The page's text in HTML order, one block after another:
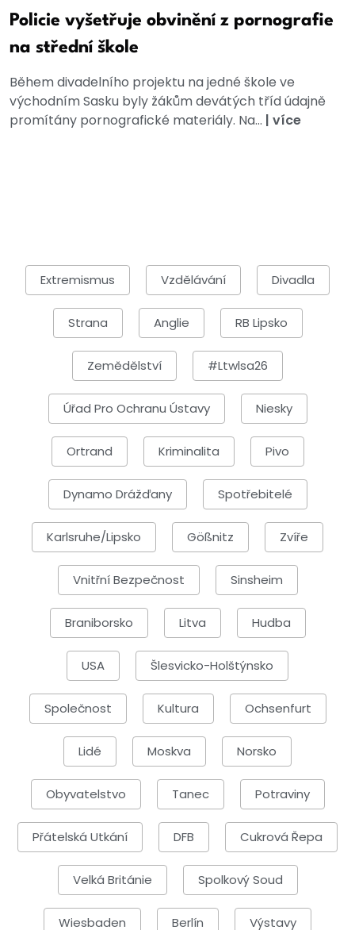
Policie vyšetřuje obvinění z pornografie
na střední škole
Během divadelního projektu na jedné škole ve
východním Sasku byly žákům devátých tříd údajně
promítány pornografické materiály. Na... | více
Extremismus Vzdělávání Divadla
Strana Anglie RB Lipsko
Zemědělství #ltwlsa26
Úřad Pro Ochranu Ústavy Niesky
Ortrand Kriminalita Pivo
Dynamo Drážďany Spotřebitelé
Karlsruhe/Lipsko Gößnitz Zvíře
Vnitřní Bezpečnost Sinsheim
Braniborsko Litva Hudba
USA Šlesvicko-Holštýnsko
Společnost Kultura Ochsenfurt
Lidé Moskva Norsko
Obyvatelstvo Tanec Potraviny
Přátelská Utkání DFB Cukrová Řepa
Velká Británie Spolkový Soud
Wiesbaden Berlín Výstavy